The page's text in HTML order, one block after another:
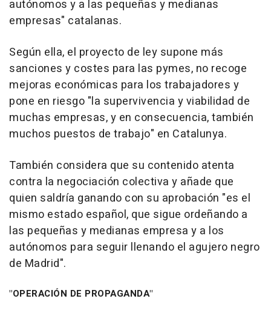
autónomos y a las pequeñas y medianas
empresas" catalanas.
Según ella, el proyecto de ley supone más
sanciones y costes para las pymes, no recoge
mejoras económicas para los trabajadores y
pone en riesgo "la supervivencia y viabilidad de
muchas empresas, y en consecuencia, también
muchos puestos de trabajo" en Catalunya.
También considera que su contenido atenta
contra la negociación colectiva y añade que
quien saldría ganando con su aprobación "es el
mismo estado español, que sigue ordeñando a
las pequeñas y medianas empresa y a los
autónomos para seguir llenando el agujero negro
de Madrid".
"OPERACIÓN DE PROPAGANDA"